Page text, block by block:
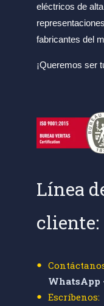
eléctricos de
fabricantes del
¡Queremos ser
Línea
cliente:
WhatsApp
Escríbenos: